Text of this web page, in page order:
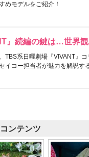
めモデルをご紹介！
』続編の鍵は…世界
TBS系日曜劇場『VIVANT』
イコー担当者が魅力を解説する
ンテンツ